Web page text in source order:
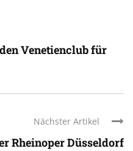
Venetienclub für
Nächster Artikel
Rheinoper Düsseldorf